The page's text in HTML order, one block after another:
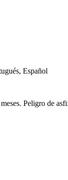
Español
Peligro de